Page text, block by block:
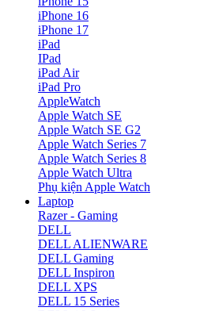
iPhone 16
iPhone 17
iPad
IPad
iPad Air
iPad Pro
AppleWatch
Apple Watch SE
Apple Watch SE G2
Apple Watch Series 7
Apple Watch Series 8
Apple Watch Ultra
Phụ kiện Apple Watch
Laptop
Razer - Gaming
DELL
DELL ALIENWARE
DELL Gaming
DELL Inspiron
DELL XPS
DELL 15 Series